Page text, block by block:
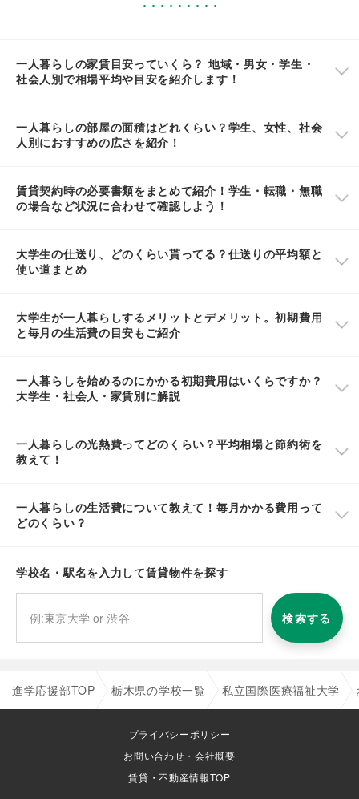
一人暮らしの家賃目安っていくら？ 地域・男女・学生・
社会人別で相場平均や目安を紹介します！
一人暮らしの部屋の面積はどれくらい？学生、女性、社会
人別におすすめの広さを紹介！
賃貸契約時の必要書類をまとめて紹介！学生・転職・無職
の場合など状況に合わせて確認しよう！
大学生の仕送り、どのくらい貰ってる？仕送りの平均額と
使い道まとめ
大学生が一人暮らしするメリットとデメリット。初期費用
と毎月の生活費の目安もご紹介
一人暮らしを始めるのにかかる初期費用はいくらですか？
大学生・社会人・家賃別に解説
一人暮らしの光熱費ってどのくらい？平均相場と節約術を
教えて！
一人暮らしの生活費について教えて！毎月かかる費用って
どのくらい？
学校名・駅名を入力して賃貸物件を探す
検索する
進学応援部TOP 栃木県の学校一覧 私立国際医療福祉大学
プライバシーポリシー
お問い合わせ・会社概要
賃貸・不動産情報TOP